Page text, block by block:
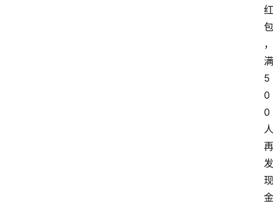
红
包
，
满
5
0
0
人
再
发
现
金